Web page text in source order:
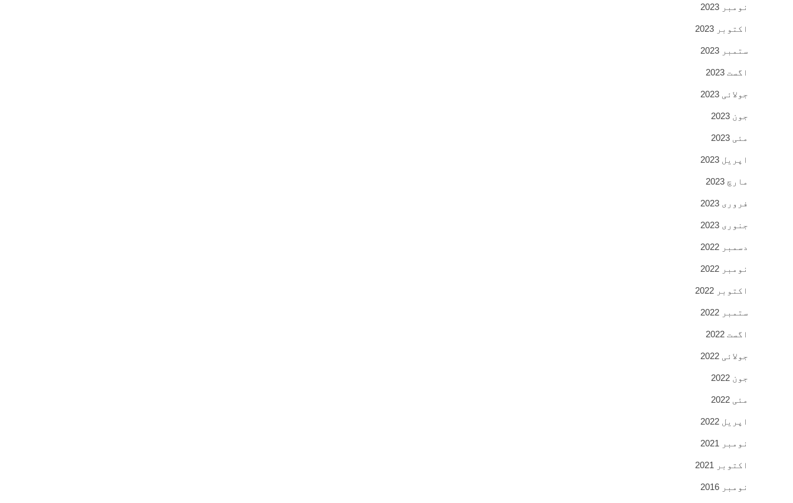
نومبر 2023
اکتوبر 2023
ستمبر 2023
اگست 2023
جولائی 2023
جون 2023
مئی 2023
اپریل 2023
مارچ 2023
فروری 2023
جنوری 2023
دسمبر 2022
نومبر 2022
اکتوبر 2022
ستمبر 2022
اگست 2022
جولائی 2022
جون 2022
مئی 2022
اپریل 2022
نومبر 2021
اکتوبر 2021
نومبر 2016